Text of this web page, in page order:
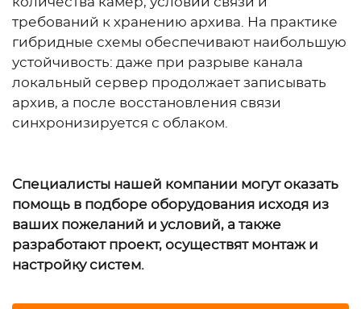
требований к хранению архива. На практике
гибридные схемы обеспечивают наибольшую
устойчивость: даже при разрыве канала
локальный сервер продолжает записывать
архив, а после восстановления связи
синхронизируется с облаком.
Специалисты нашей компании могут оказать
помощь в подборе оборудования исходя из
ваших пожеланий и условий, а также
разработают проект, осуществят монтаж и
настройку систем.